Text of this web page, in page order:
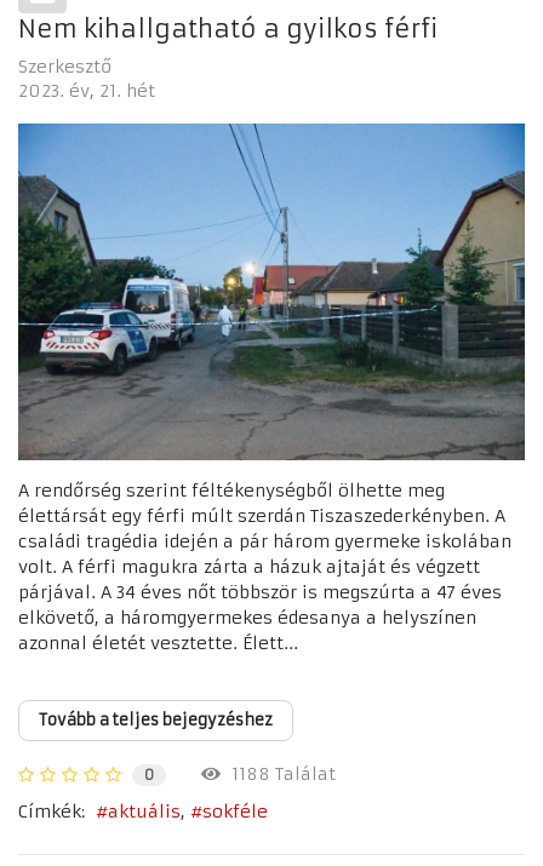
Nem kihallgatható a gyilkos férfi
Szerkesztő
2023. év 21. hét
A rendőrség szerint féltékenységből ölhette meg
élettársát egy férfi múlt szerdán Tiszaszederkényben. A
családi tragédia idején a pár három gyermeke iskolában
volt. A férfi magukra zárta a házuk ajtaját és végzett
párjával. A 34 éves nőt többször is megszúrta a 47 éves
elkövető, a háromgyermekes édesanya a helyszínen
azonnal életét vesztette. Élett...
Tovább a teljes bejegyzéshez
0
1188 Találat
Címkék:
aktuális sokféle